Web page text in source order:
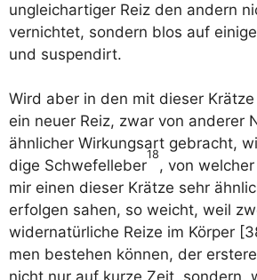
ungleich­ar­ti­ger Reiz den andern
ver­nich­tet, son­dern blos auf
und suspendirt.
Wird aber in den mit die­ser
ein neu­er Reiz, zwar von ande­rer
ähn­li­cher Wir­kungs­art gebracht,
di­ge Schwe­fel­le­ber
18
, von
mir einen die­ser Krät­ze sehr
erfol­gen sahen, so weicht, weil
wider­na­tür­li­che Rei­ze im Kör­per
men bestehen kön­nen, der